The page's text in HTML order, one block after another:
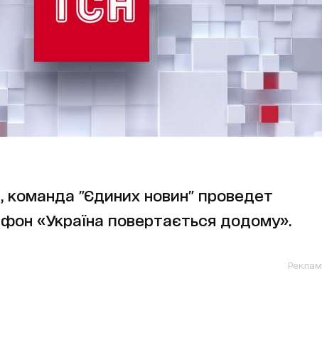
команда "Єдиних новин" проведет
«Україна повертається додому».